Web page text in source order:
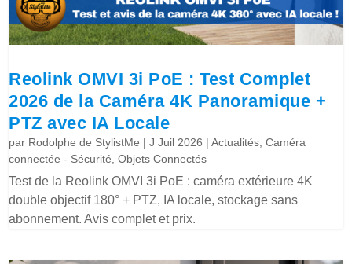
Reolink OMVI 3i PoE : Test Complet
2026 de la Caméra 4K Panoramique +
PTZ avec IA Locale
par Rodolphe de StylistMe |J Juil 2026 |Actualités ,Caméra
connectée - Sécurité ,Objets Connectés
Test de la Reolink OMVI 3i PoE : caméra extérieure 4K
double objectif 180° + PTZ, IA locale, stockage sans
abonnement. Avis complet et prix.